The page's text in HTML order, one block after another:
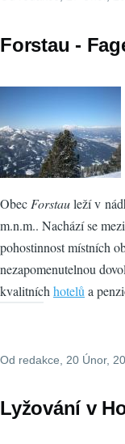
Forstau -
Obec Forstauleží v
m.n.m.. Nachází se
pohostinnost místních
nezapomenutelnou
kvalitních hotelů a
Od redakce , 20 Únor,
Lyžování v